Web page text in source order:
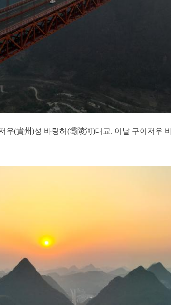
우(貴州)성 바링허(壩陵河)대교. 이날 구이저우